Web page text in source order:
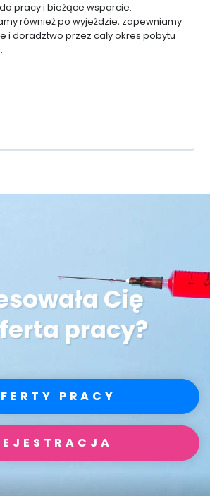
pracy i bieżące wsparcie:
również po wyjeździe, zapewniamy
i doradztwo przez cały okres pobytu
Cię
pracy?
PRACY